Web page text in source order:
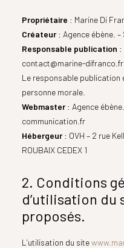
Propriétaire : Marine Di
Créateur: Agence ébène.
Responsable publication :
contact@marine-difranco.fr
Le responsable publication
personne morale.
Webmaster: Agence
communication.fr
Hébergeur: OVH – 2 rue
ROUBAIX CEDEX 1
2. Conditions
d’utilisation du
proposés.
L’utilisation du site